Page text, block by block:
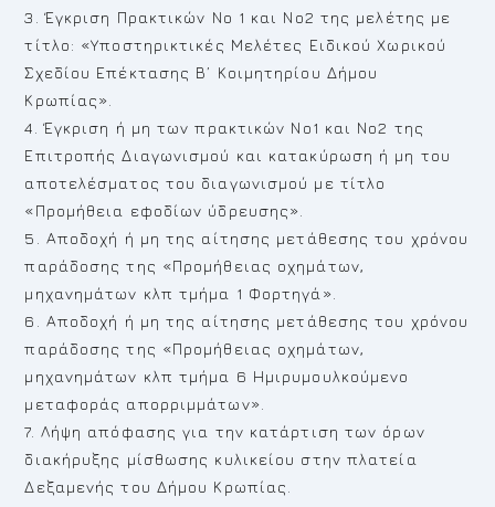
3. Έγκριση Πρακτικών Νο 1 και Νο2 της μελέτης με
τίτλο: «Υποστηρικτικές Μελέτες Ειδικού Χωρικού
Σχεδίου Επέκτασης Β’ Κοιμητηρίου Δήμου
Κρωπίας».
4. Έγκριση ή μη των πρακτικών Νο1 και Νο2 της
Επιτροπής Διαγωνισμού και κατακύρωση ή μη του
αποτελέσματος του διαγωνισμού με τίτλο
«Προμήθεια εφοδίων ύδρευσης».
5. Αποδοχή ή μη της αίτησης μετάθεσης του χρόνου
παράδοσης της «Προμήθειας οχημάτων,
μηχανημάτων κλπ τμήμα 1 Φορτηγά».
6. Αποδοχή ή μη της αίτησης μετάθεσης του χρόνου
παράδοσης της «Προμήθειας οχημάτων,
μηχανημάτων κλπ τμήμα 6 Ημιρυμουλκούμενο
μεταφοράς απορριμμάτων».
7. Λήψη απόφασης για την κατάρτιση των όρων
διακήρυξης μίσθωσης κυλικείου στην πλατεία
Δεξαμενής του Δήμου Κρωπίας.